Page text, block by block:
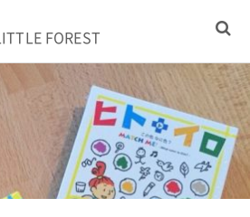
LITTLE FOREST